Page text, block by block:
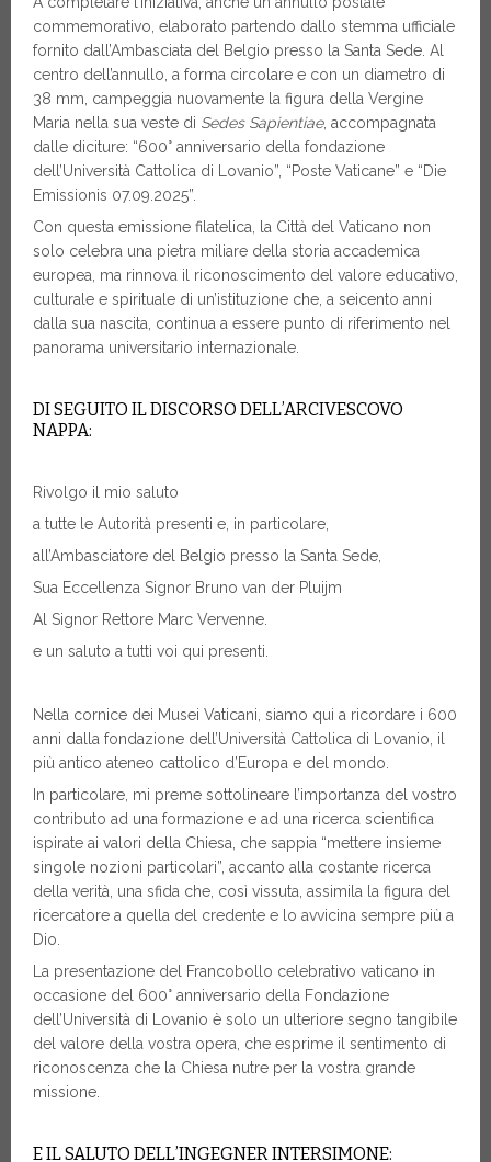
commemorativo, elaborato partendo dallo stemma ufficiale
fornito dall’Ambasciata del Belgio presso la Santa Sede. Al
centro dell’annullo, a forma circolare e con un diametro di
38 mm, campeggia nuovamente la figura della Vergine
Maria nella sua veste di Sedes Sapientiae, accompagnata
dalle diciture: “600° anniversario della fondazione
dell’Università Cattolica di Lovanio”, “Poste Vaticane” e “Die
Emissionis 07.09.2025”.
Con questa emissione filatelica, la Città del Vaticano non
solo celebra una pietra miliare della storia accademica
europea, ma rinnova il riconoscimento del valore educativo,
culturale e spirituale di un’istituzione che, a seicento anni
dalla sua nascita, continua a essere punto di riferimento nel
panorama universitario internazionale.
DI SEGUITO IL DISCORSO DELL’ARCIVESCOVO
NAPPA:
Rivolgo il mio saluto
a tutte le Autorità presenti e, in particolare,
all’Ambasciatore del Belgio presso la Santa Sede,
Sua Eccellenza Signor Bruno van der Pluijm
Al Signor Rettore Marc Vervenne.
e un saluto a tutti voi qui presenti.
Nella cornice dei Musei Vaticani, siamo qui a ricordare i 600
anni dalla fondazione dell’Università Cattolica di Lovanio, il
più antico ateneo cattolico d’Europa e del mondo.
In particolare, mi preme sottolineare l’importanza del vostro
contributo ad una formazione e ad una ricerca scientifica
ispirate ai valori della Chiesa, che sappia “mettere insieme
singole nozioni particolari”, accanto alla costante ricerca
della verità, una sfida che, così vissuta, assimila la figura del
ricercatore a quella del credente e lo avvicina sempre più a
Dio.
La presentazione del Francobollo celebrativo vaticano in
occasione del 600° anniversario della Fondazione
dell’Università di Lovanio è solo un ulteriore segno tangibile
del valore della vostra opera, che esprime il sentimento di
riconoscenza che la Chiesa nutre per la vostra grande
missione.
E IL SALUTO DELL’INGEGNER INTERSIMONE: